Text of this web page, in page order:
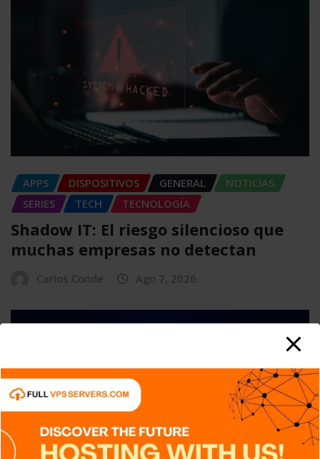
APPS DISPOSITIVOS GENERAL
NOTICIAS
SERIES
TECH TECNOLOGÍA
Shadow IT: El riesgo silencioso que
muchas empresas no detectan
Carlos Conde Ago 7, 2026